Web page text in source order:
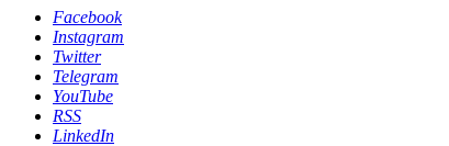
Facebook
Instagram
Twitter
Telegram
YouTube
RSS
LinkedIn